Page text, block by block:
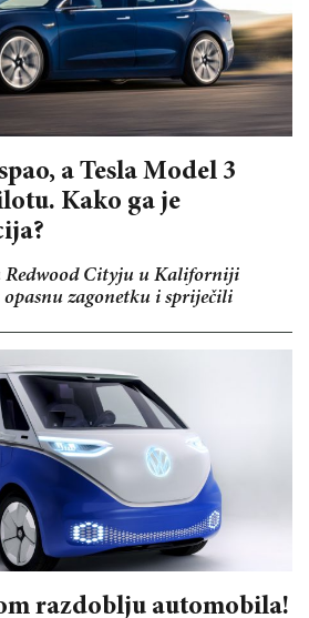
a Tesla Model 3
Kako ga je
Redwood Cityju u Kaliforniji
zagonetku i spriječili
razdoblju automobila!